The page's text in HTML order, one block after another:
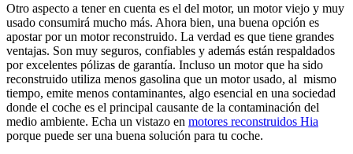
Otro aspecto a tener en cuenta es el del motor, un motor viejo y muy
usado consumirá mucho más. Ahora bien, una buena opción es
apostar por un motor reconstruido. La verdad es que tiene grandes
ventajas. Son muy seguros, confiables y además están respaldados
por excelentes pólizas de garantía. Incluso un motor que ha sido
reconstruido utiliza menos gasolina que un motor usado, al mismo
tiempo, emite menos contaminantes, algo esencial en una sociedad
donde el coche es el principal causante de la contaminación del
medio ambiente. Echa un vistazo en motores reconstruidos Hia
porque puede ser una buena solución para tu coche.